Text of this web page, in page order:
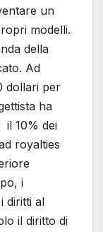
un
modelli.
della
Ad
dollari per
ha
il 10% dei
royalties
i
diritti al
il diritto di